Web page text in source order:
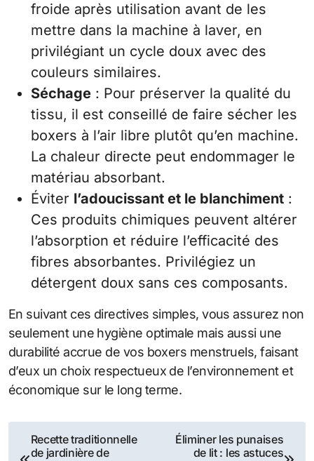
froide après utilisation avant de les
mettre dans la machine à laver, en
privilégiant un cycle doux avec des
couleurs similaires.
Séchage : Pour préserver la qualité du
tissu, il est conseillé de faire sécher les
boxers à l’air libre plutôt qu’en machine.
La chaleur directe peut endommager le
matériau absorbant.
Éviter l’adoucissant et le blanchiment :
Ces produits chimiques peuvent altérer
l’absorption et réduire l’efficacité des
fibres absorbantes. Privilégiez un
détergent doux sans ces composants.
En suivant ces directives simples, vous assurez non
seulement une hygiène optimale mais aussi une
durabilité accrue de vos boxers menstruels, faisant
d’eux un choix respectueux de l’environnement et
économique sur le long terme.
Navigation
Recette traditionnelle
de jardinière de
Éliminer les punaises
de lit : les astuces